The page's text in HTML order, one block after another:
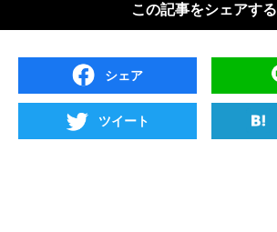
この記事をシェアする
シェア
ツイート